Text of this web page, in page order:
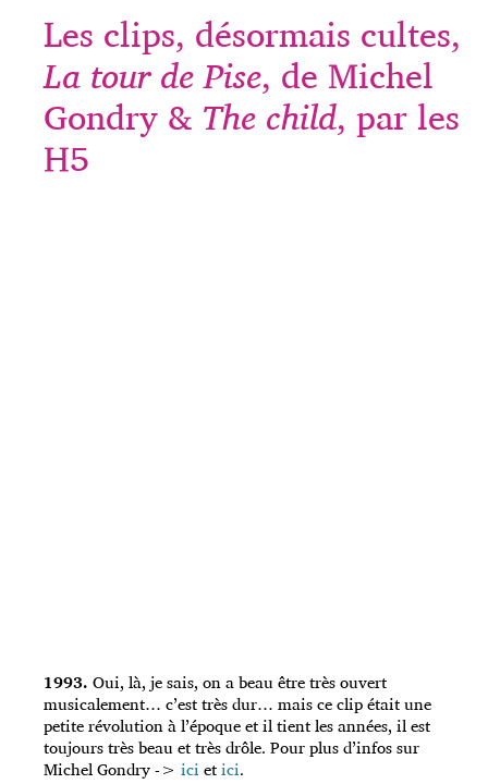
Les clips, désormais cultes,
La tour de Pise, de Michel
Gondry & The child, par les
H5
1993. Oui, là, je sais, on a beau être très ouvert
musicalement… c’est très dur… mais ce clip était une
petite révolution à l’époque et il tient les années, il est
toujours très beau et très drôle. Pour plus d’infos sur
Michel Gondry -> ici etici.